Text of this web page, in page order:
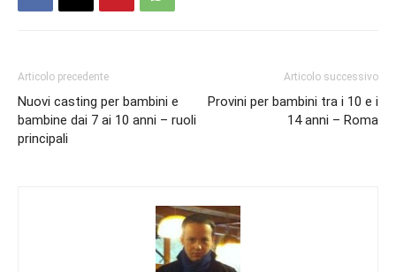
Articolo precedente
Nuovi casting per bambini e
bambine dai 7 ai 10 anni – ruoli
principali
Articolo successivo
Provini per bambini tra i 10 e i
14 anni – Roma